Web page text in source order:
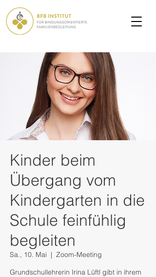
Kinder beim
Übergang vom
Kindergarten in die
Schule feinfühlig
begleiten
Sa., 10. Mai
  |
Zoom-Meeting
Grundschullehrerin Irina Lüftl gibt in ihrem